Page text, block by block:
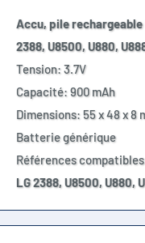
Accu, pile
2388, U8500, U880,
Tension: 3.7V
Capacité: 900 mAh
Dimensions: 55 x 48 x 8
Batterie générique
Références
LG 2388, U8500, U880,